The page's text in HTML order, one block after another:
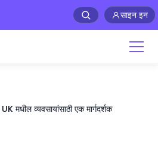
साइन इन
व्यवसायांसाठी एक मार्गदर्शक